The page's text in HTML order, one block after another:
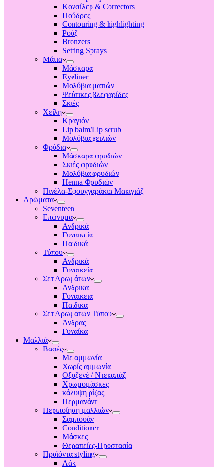
Κονσίλερ & Correctors
Πούδρες
Contouring & highlighting
Ρούζ
Bronzers
Setting Sprays
Μάτια
Μάσκαρα
Eyeliner
Μολύβια ματιών
Ψεύτικες βλεφαρίδες
Σκιές
Χείλη
Κραγιόν
Lip balm/Lip scrub
Μολύβια χειλιών
Φρύδια
Μάσκαρα φρυδιών
Σκιές φρυδιών
Μολύβια φρυδιών
Henna Φρυδιών
Πινέλα-Σφουγγαράκια Μακιγιάζ
Αρώματα
Seventeen
Επώνυμα
Ανδρικά
Γυναικεία
Παιδικά
Τύπου
Ανδρικά
Γυναικεία
Σετ Αρωμάτων
Ανδρικα
Γυναικεια
Παιδικα
Σετ Αρωματων Τύπου
Άνδρας
Γυναίκα
Μαλλιά
Βαφές
Με αμμωνία
Χωρίς αμμωνία
Οξυζενέ / Ντεκαπάζ
Χρωμομάσκες
κάλυψη ρίζας
Περμανάντ
Περιποίηση μαλλιών
Σαμπουάν
Conditioner
Μάσκες
Θεραπείες-Προστασία
Προϊόντα styling
Λάκ